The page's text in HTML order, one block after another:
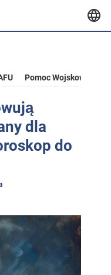
Pomoc Wojskowa Dla
dla
do